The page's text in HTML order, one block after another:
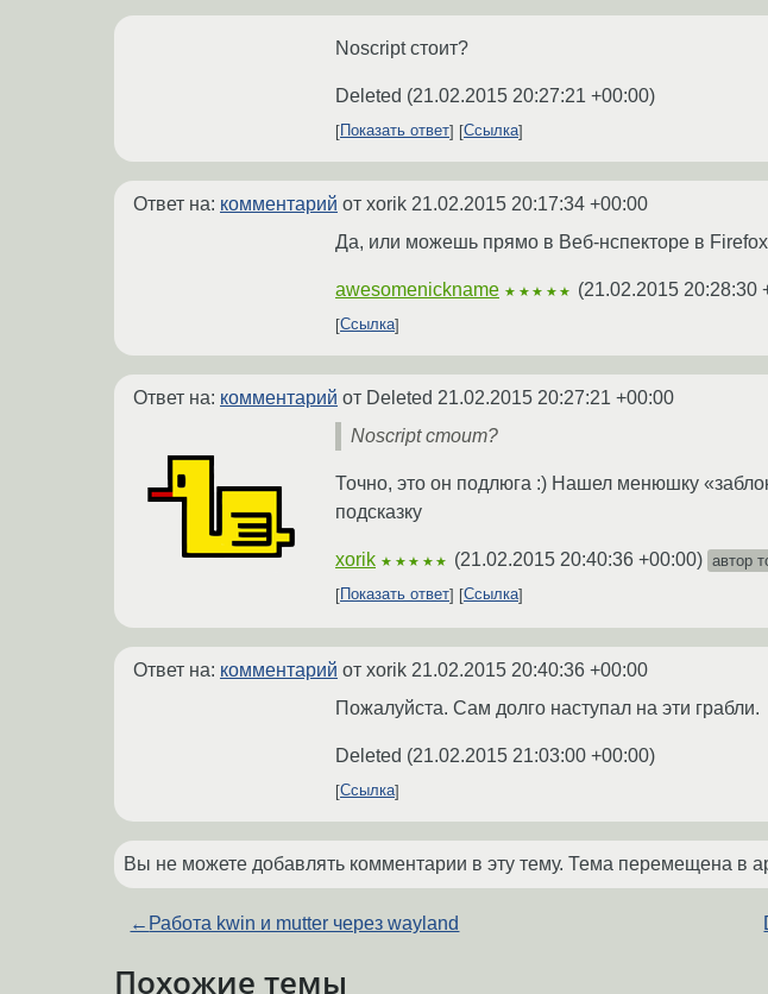
Noscript стоит?
Deleted (21.02.2015 20:27:21 +00:00)
Показать ответ Ссылка
Ответ на: комментарий от xorik 21.02.2015 20:17:34 +00:00
Да, или можешь прямо в Веб-нспекторе в
awesomenickname ★★★★★ (21.02.2015 20:28:30
Ссылка
Ответ на: комментарий от Deleted 21.02.2015 20:27:21 +00:00
Noscript стоит?
Точно, это он подлюга :) Нашел менюшку
подсказку
xorik ★★★★★ (21.02.2015 20:40:36 +00:00) автор
Показать ответ
Ссылка
Ответ на: комментарий от xorik 21.02.2015 20:40:36 +00:00
Пожалуйста. Сам долго наступал на эти грабли.
Deleted (21.02.2015 21:03:00 +00:00)
Ссылка
Вы не можете добавлять комментарии в эту тему. Тема перемещена в
← Работа kwin и mutter через wayland
Похожие темы